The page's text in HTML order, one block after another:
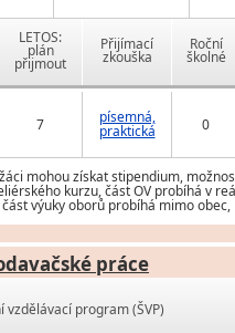
LETOS:
plán
přijmout
Přijímací
zkouška
Roční
školné
7 písemná,
praktická 0
žáci mohou získat stipendium,
kurzu, část OV probíhá v
výuky oborů probíhá mimo obec,
práce
vzdělávací program (ŠVP)